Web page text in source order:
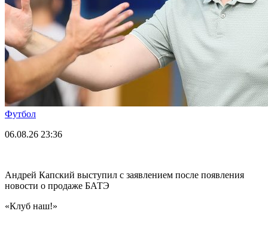
Футбол
06.08.26 23:36
Андрей Капский выступил с заявлением после появления
новости о продаже БАТЭ
«Клуб наш!»